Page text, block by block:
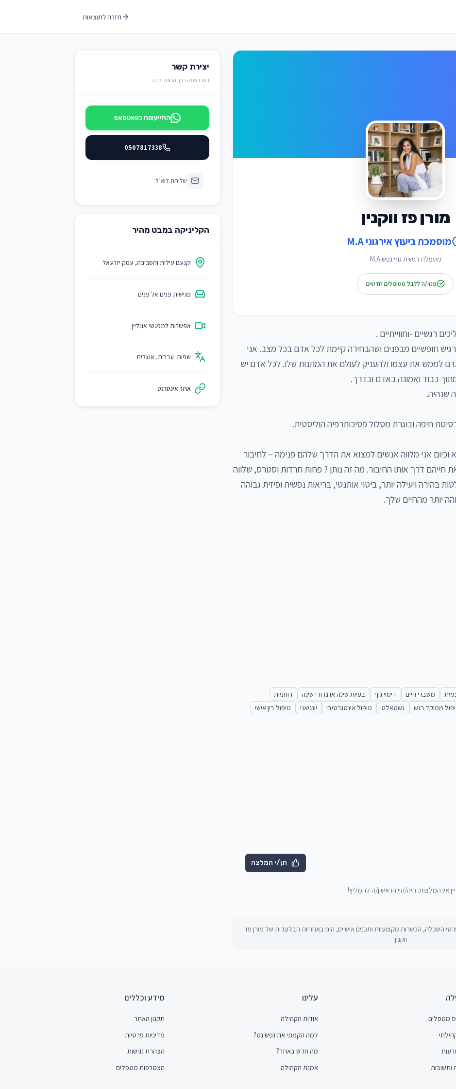
חזרה לתוצאות
מורן פז ווקנין
מוסמכת ביעוץ אירגוני M.A
מטפלת רגשית גוף נפש M.A
פנוי/ה לקבל מטופלים חדשים
יותר מהחיים שלך.
משברי חיים דימוי גוף בעיות שינה או נדודי שינה
רוחניות
ממוקד רגש גשטאלט טיפול אינטגרטיבי יונגיאני
טיפול בין אישי
תן/י המלצה
אין המלצות. היה/היי הראשון/ה להמליץ!
השכלה, הכשרות מקצועיות ותכנים אישיים, הינו באחריות הבלעדית של מורן פז
ווקנין.
יצירת קשר
בחרו את הדרך הנוחה לכם
התייעצות בוואטסאפ
0507817338
שליחת דוא"ל
הקליניקה במבט מהיר
יקנעם עילית והסביבה, עמק יזרעאל
פגישות פנים אל פנים
אפשרות למפגשי אונליין
שפות: עברית, אנגלית
אתר אינטרנט
מטפלים
ותשובות
עלינו
אודות הקהילה
למה הקמתי את נפש.נט?
מה חדש באתר?
אמנת הקהילה
מידע וכללים
תקנון האתר
מדיניות פרטיות
הצהרת נגישות
הצטרפות מטפלים